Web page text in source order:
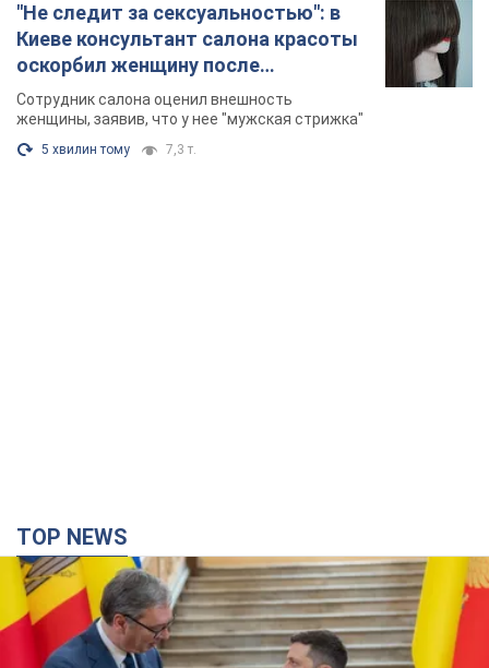
"Не следит за сексуальностью": в
Киеве консультант салона красоты
оскорбил женщину после
химиотерапии, разгорелся скандал.
Фото
Сотрудник салона оценил внешность
женщины, заявив, что у нее "мужская стрижка"
5 хвилин тому 7,3 т.
TOP NEWS